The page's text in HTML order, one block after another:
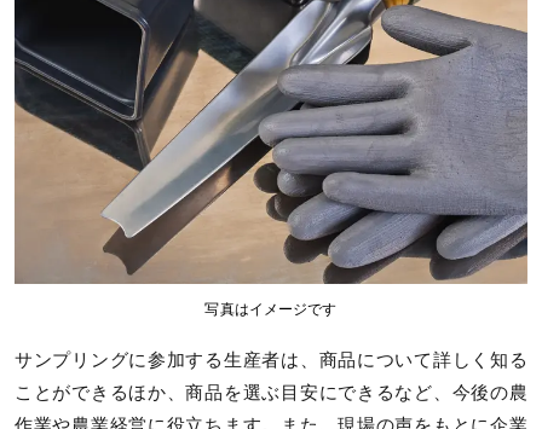
写真はイメージです
サンプリングに参加する生産者は、商品について詳しく知る
ことができるほか、商品を選ぶ目安にできるなど、今後の農